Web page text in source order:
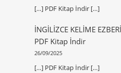
[…] PDF Kitap İndir […]
İNGİLİZCE KELİME
PDF Kitap İndir
26/09/2025
[…] PDF Kitap İndir […]